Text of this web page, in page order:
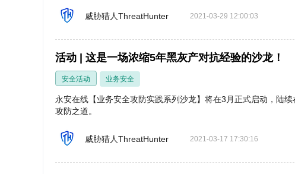
威胁猎人ThreatHunter 2021-03-29 12:00:03
活动 | 这是一场浓缩5年黑灰产对抗经验的沙龙！
安全活动 业务安全
永安在线【业务安全攻防实践系列沙龙】将在3月正式启动，陆
攻防之道。
威胁猎人ThreatHunter 2021-03-17 17:30:16